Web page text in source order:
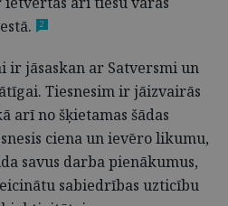
2
ir jāsaskan ar Satversmi un
Tiesnesim ir jāizvairās
arī no šķietamas šādas
ciena un ievēro likumu,
savus darba pienākumus,
sabiedrības uzticību